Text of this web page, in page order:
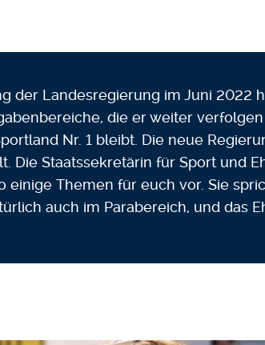
der Landesregierung im Juni 2022
die er weiter
Nr. 1 bleibt. Die neue
Die Staatssekretärin für Sport und
einige Themen für euch vor. Sie
auch im Parabereich, und das